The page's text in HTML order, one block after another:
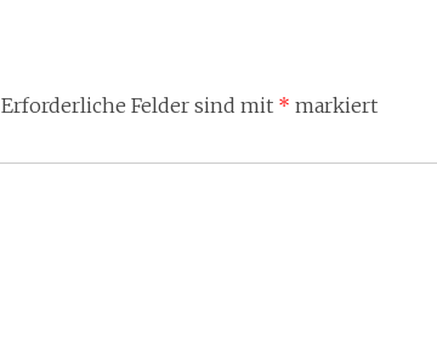
Erforderliche Felder sind mit * markiert